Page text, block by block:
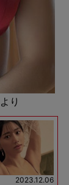
より
2023.12.06